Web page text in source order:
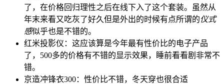
了，在价格回归理性之后在线下入了这个套装。虽然从
年末来看又吃灰了好久但是外出的时候有点所谓的仪式
感似乎也是不错的。
红米投影仪：这应该算是今年最有性价比的电子产品
了，500多的价格有不错的显示效果，睡前看看剧非常不
错。
京造冲锋衣300：性价比不错，冬天穿也很合适